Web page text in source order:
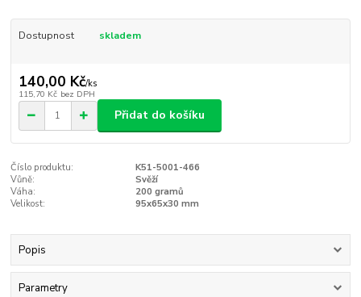
Dostupnost skladem
140,00 Kč/ks
115,70 Kč bez DPH
Přidat do košíku
Číslo produktu:
K51-5001-466
Vůně:
Svěží
Váha:
200 gramů
Velikost:
95x65x30 mm
Popis
Parametry